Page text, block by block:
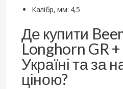
Калібр, мм: 4,5
Де купити
Longhorn GR
Україні та за
ціною?